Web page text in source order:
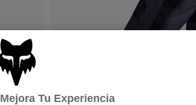
Mejora Tu Experiencia